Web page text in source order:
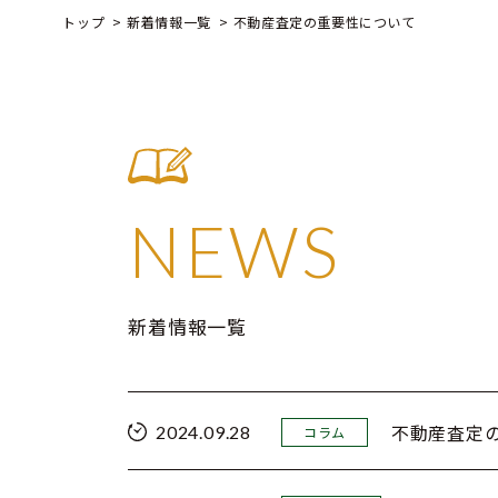
トップ 新着情報一覧 不動産査定の重要性について
NEWS
新着情報一覧
2024.09.28 コラム 不動産査定